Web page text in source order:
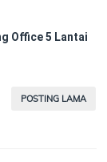
Office 5 Lantai
POSTING LAMA